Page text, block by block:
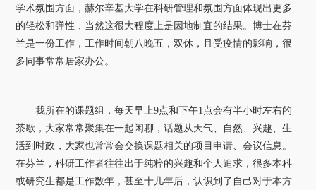
学术氛围方面，赫尔辛基大学在科研管理和氛围方面体现出更多
的轻松和弹性，当然这很大程度上是因地制宜的结果。博士在芬
兰是一份工作，工作时间朝八晚五，双休，且受疫情的影响，很
多同事常常居家办公。
我所在的课题组，每天早上9点和下午1 点会有半小时左右的
茶歇，大家常常聚集在一起闲聊，话题从天气、自然、兴趣、生
活到时政，大家也常常会交换课题相关的项目申请、会议信息。
在芬兰，科研工作者往往出于纯粹的兴趣和个人追求，很多本科
或研究生都是工作数年，甚至十几年后，认识到了自己对于本方